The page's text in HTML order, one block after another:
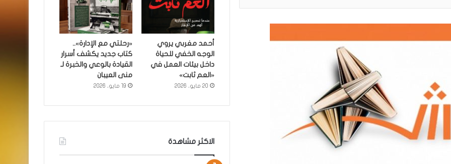
أحمد مغربي يروي
الوجه الخفي للحياة
داخل بيئات العمل في
«العم ثابت»
20 مايو، 2026
«رحلتي مع الإدارة»..
كتاب جديد يكشف أسرار
القيادة بالوعي والخبرة لـ
منى العيبان
19 مايو، 2026
الاكثر مشاهدة